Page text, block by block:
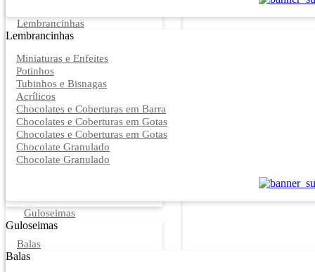
Lembrancinhas
Lembrancinhas
Miniaturas e Enfeites
Potinhos
Tubinhos e Bisnagas
Acrílicos
Chocolates e Coberturas em Barra
Chocolates e Coberturas em Gotas
Chocolates e Coberturas em Gotas
Chocolate Granulado
Chocolate Granulado
Guloseimas
Guloseimas
Balas
Balas